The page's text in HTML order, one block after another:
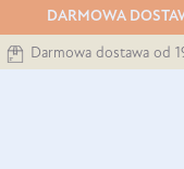
DARMOWA
Darmowa dostawa od